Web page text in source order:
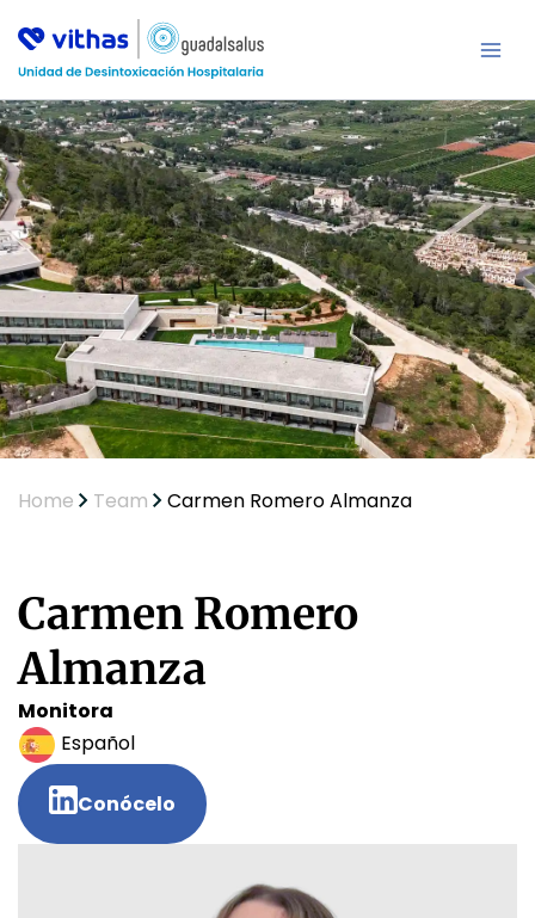
contenido
Home Team Carmen Romero Almanza
Carmen Romero
Almanza
Monitora
Español
Conócelo